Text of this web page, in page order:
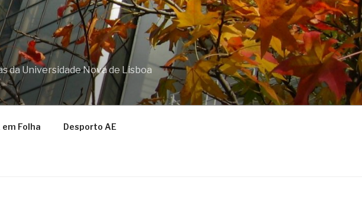
da Universidade Nova de Lisboa
em Folha Desporto AE